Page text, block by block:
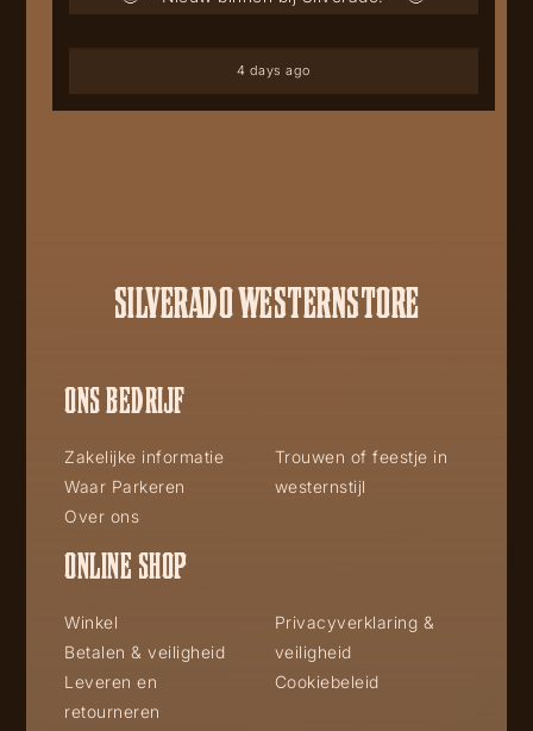
4 days ago
SILVERADO WESTERNSTORE
ONS BEDRIJF
Zakelijke informatie
Waar Parkeren
Over ons
Trouwen of feestje in
westernstijl
ONLINE SHOP
Winkel
Betalen & veiligheid
Leveren en
retourneren
Privacyverklaring &
veiligheid
Cookiebeleid